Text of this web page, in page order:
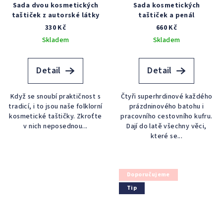
Sada dvou kosmetických
taštiček z autorské látky
330 Kč
Skladem
Detail
Když se snoubí praktičnost s
tradicí, i to jsou naše folklorní
kosmetické taštičky. Zkroťte
v nich neposednou...
Sada kosmetických
taštiček a penál
660 Kč
Skladem
Detail
Čtyři superhrdinové každého
prázdninového batohu i
pracovního cestovního kufru.
Dají do latě všechny věci,
které se...
Doporučujeme
Tip